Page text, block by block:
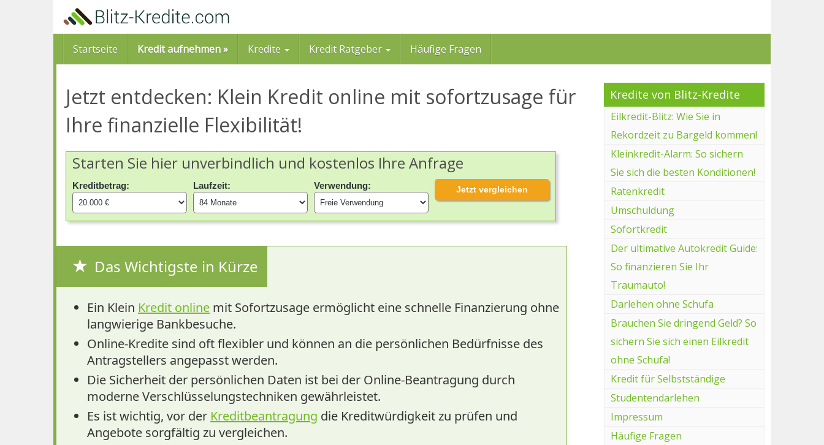
Startseite Kredit aufnehmen » Kredite Kredit Ratgeber Häufige Fragen
Jetzt entdecken: Klein Kredit online mit sofortzusage für
Ihre finanzielle Flexibilität!
Starten Sie hier unverbindlich und kostenlos Ihre Anfrage
Kreditbetrag: Laufzeit: Verwendung: Jetzt vergleichen
Das Wichtigste in Kürze
Ein Klein Kredit online mit Sofortzusage ermöglicht eine schnelle Finanzierung ohne
langwierige Bankbesuche.
Online-Kredite sind oft flexibler und können an die persönlichen Bedürfnisse des
Antragstellers angepasst werden.
Die Sicherheit der persönlichen Daten ist bei der Online-Beantragung durch
moderne Verschlüsselungstechniken gewährleistet.
Es ist wichtig, vor der Kreditbeantragung die Kreditwürdigkeit zu prüfen und
Angebote sorgfältig zu vergleichen.
Kredite von Blitz-Kredite
Eilkredit-Blitz: Wie Sie in
Rekordzeit zu Bargeld kommen!
Kleinkredit-Alarm: So sichern
Sie sich die besten Konditionen!
Ratenkredit
Umschuldung
Sofortkredit
Der ultimative Autokredit Guide:
So finanzieren Sie Ihr
Traumauto!
Darlehen ohne Schufa
Brauchen Sie dringend Geld? So
sichern Sie sich einen Eilkredit
ohne Schufa!
Kredit für Selbstständige
Studentendarlehen
Impressum
Häufige Fragen